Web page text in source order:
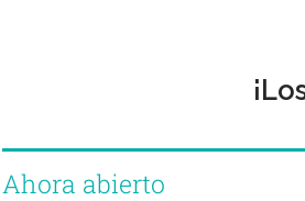
Ahora abierto